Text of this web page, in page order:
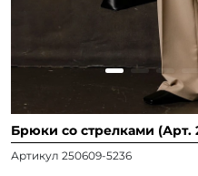
Брюки со стрелками (Арт.
Артикул 250609-5236